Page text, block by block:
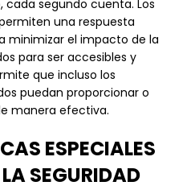
segundo cuenta. Los
una respuesta
minimizar el impacto de la
para ser accesibles y
que incluso los
puedan proporcionar o
manera efectiva.
ESPECIALES
SEGURIDAD